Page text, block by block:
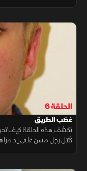
الحلقة 6
غضب الطريق
تكشف هذه الحلقة كيف
قُتل رجل مسن على يد